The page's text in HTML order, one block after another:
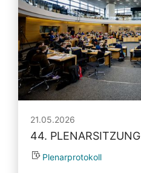
21.05.2026
44. PLENARSITZUNG
Plenarprotokoll